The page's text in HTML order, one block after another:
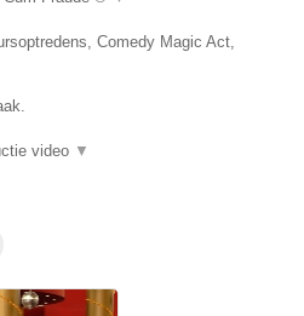
Comedy Magic Act,
video ▼